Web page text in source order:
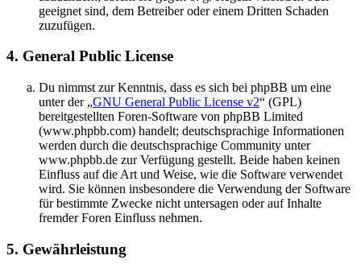
geeignet sind, dem Betreiber oder einem Dritten Schaden
zuzufügen.
4. General Public License
Du nimmst zur Kenntnis, dass es sich bei phpBB um eine
unter der „GNU General Public License v2“ (GPL)
bereitgestellten Foren-Software von phpBB Limited
(www.phpbb.com) handelt; deutschsprachige Informationen
werden durch die deutschsprachige Community unter
www.phpbb.de zur Verfügung gestellt. Beide haben keinen
Einfluss auf die Art und Weise, wie die Software verwendet
wird. Sie können insbesondere die Verwendung der Software
für bestimmte Zwecke nicht untersagen oder auf Inhalte
fremder Foren Einfluss nehmen.
5. Gewährleistung